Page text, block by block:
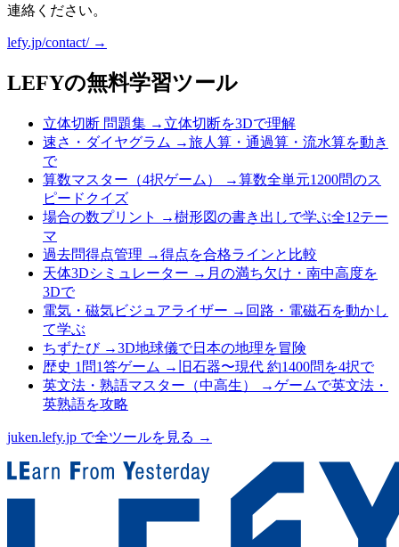
連絡ください。
lefy.jp/contact/ →
LEFYの無料学習ツール
立体切断 問題集 → 立体切断を3Dで理解
速さ・ダイヤグラム →旅人算・通過算・流水算を動き
で
算数マスター（4択ゲーム）
→算数全単元1200問のス
ピードクイズ
場合の数プリント
→樹形図の書き出しで学ぶ全12テー
マ
過去問得点管理 →得点を合格ラインと比較
天体3Dシミュレーター → 月の満ち欠け・南中高度を
3Dで
電気・磁気ビジュアライザー → 回路・電磁石を動かし
て学ぶ
ちずたび→3D地球儀で日本の地理を冒険
歴史 1問1答ゲーム → 旧石器〜現代 約1400問を4択で
英文法・熟語マスター（中高生）
→ゲームで英文法・
英熟語を攻略
juken.lefy.jp で全ツールを見る →